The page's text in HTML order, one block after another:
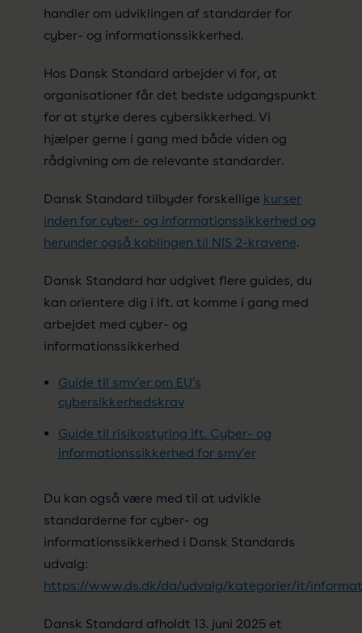
handler om udviklingen af standarder for
cyber- og informationssikkerhed.
Hos Dansk Standard arbejder vi for, at
organisationer får det bedste udgangspunkt
for at styrke deres cybersikkerhed. Vi
hjælper gerne i gang med både viden og
rådgivning om de relevante standarder.
Dansk Standard tilbyder forskellige kurser
inden for cyber- og informationssikkerhed og
herunder også koblingen til NIS 2-kravene.
Dansk Standard har udgivet flere guides, du
kan orientere dig i ift. at komme i gang med
arbejdet med cyber- og
informationssikkerhed
Guide til smv’er om EU’s
cybersikkerhedskrav
Guide til risikostyring ift. Cyber- og
informationssikkerhed for smv’er
Du kan også være med til at udvikle
standarderne for cyber- og
informationssikkerhed i Dansk Standards
udvalg:
https://www.ds.dk/da/udvalg/kategorier/it/
Dansk Standard afholdt 13. juni 2025 et